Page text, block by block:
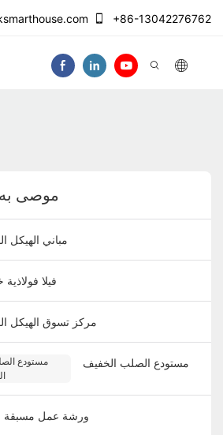
+86-13042276762
موصى
مباني الهيكل
فيلا فولاذية
مركز تسوق الهيكل
مستودع الصلب الخفيف
ورشة عمل مسبقة